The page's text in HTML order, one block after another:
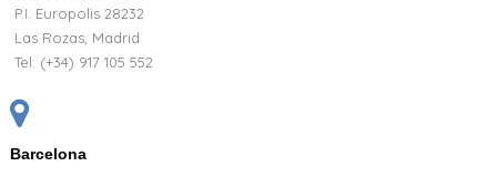
P.I. Europolis 28232
Las Rozas, Madrid
Tel: (+34) 917 105 552
Barcelona